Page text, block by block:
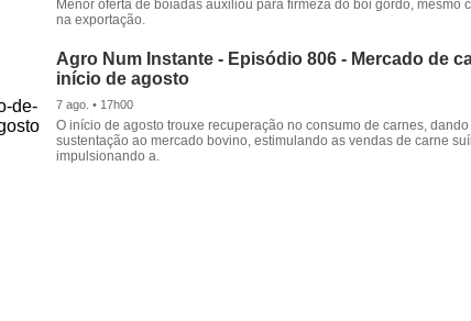
Menor oferta de boiadas auxiliou para firmeza do boi gordo, mesmo
na exportação.
Agro Num Instante - Episódio 806 - Mercado de
início de agosto
7 ago. • 17h00
O início de agosto trouxe recuperação no consumo de carnes, dando
sustentação ao mercado bovino, estimulando as vendas de carne
impulsionando a.